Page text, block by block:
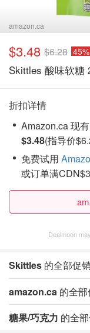
amazon.ca
$3.48 $6.28
Skittles 酸味软糖
折扣详情
Amazon.ca 现
$3.48(指导价
免费试用
或订单满
Dealmoon
Skittles 的全部促
amazon.ca 的全
糖果/巧克力 的全